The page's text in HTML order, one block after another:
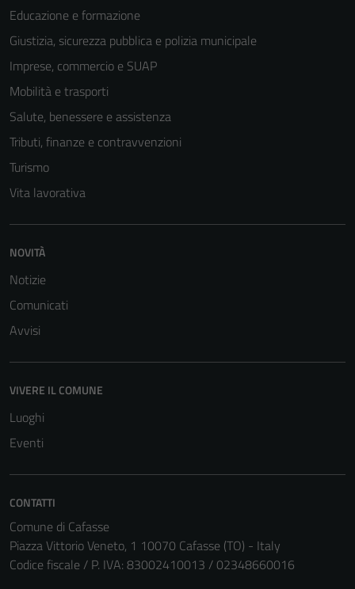
Educazione e formazione
Giustizia, sicurezza pubblica e polizia municipale
Imprese, commercio e SUAP
Mobilità e trasporti
Salute, benessere e assistenza
Tributi, finanze e contravvenzioni
Turismo
Vita lavorativa
NOVITÀ
Notizie
Comunicati
Avvisi
VIVERE IL COMUNE
Luoghi
Eventi
CONTATTI
Comune di Cafasse
Piazza Vittorio Veneto, 1 10070 Cafasse (TO) - Italy
Codice fiscale / P. IVA: 83002410013 / 02348660016